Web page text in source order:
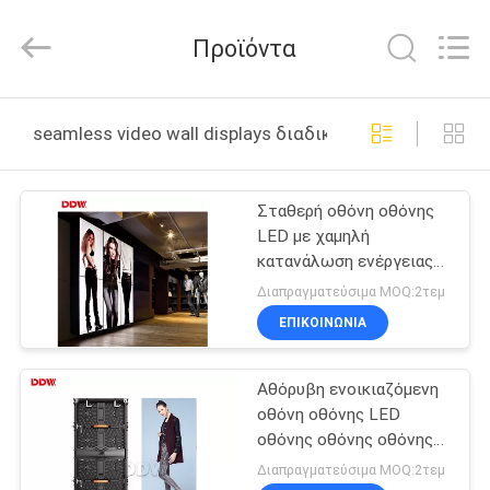
ΠΡΟΪΌΝΤΑ
ΠΕΡΊΠΟΥ
ΕΜΕΊΣ
ΓΎΡΟΣ
ΕΡΓΟΣΤΑΣΊΩΝ
ΠΟΙΟΤΙΚΌΣ
Rights
by
Προϊόντα
seamless video wall displays διαδικτυακή κατασκευή
Σταθερή οθόνη οθόνης
LED με χαμηλή
κατανάλωση ενέργειας
με ευρεία γωνία θέασης
Διαπραγματεύσιμα MOQ:2τεμ
ΕΠΙΚΟΙΝΩΝΊΑ
Αθόρυβη ενοικιαζόμενη
οθόνη οθόνης LED
οθόνης οθόνης οθόνης
οθόνης οθόνης οθόνης
Διαπραγματεύσιμα MOQ:2τεμ